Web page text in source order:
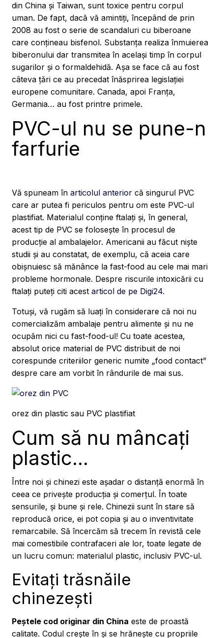
din China și Taiwan, sunt toxice pentru corpul
uman. De fapt, dacă vă amintiți, începând de prin
2008 au fost o serie de scandaluri cu biberoane
care conțineau bisfenol. Substanța realiza înmuierea
biberonului dar transmitea în același timp în corpul
sugarilor și o formaldehidă. Așa se face că au fost
câteva țări ce au precedat înăsprirea legislației
europene comunitare. Canada, apoi Franța,
Germania… au fost printre primele.
PVC-ul nu se pune-n
farfurie
Vă spuneam în articolul anterior că singurul PVC
care ar putea fi periculos pentru om este PVC-ul
plastifiat. Materialul conține ftalați și, în general,
acest tip de PVC se folosește în procesul de
producție al ambalajelor. Americanii au făcut niște
studii și au constatat, de exemplu, că aceia care
obișnuiesc să mănânce la fast-food au cele mai mari
probleme hormonale. Despre riscurile intoxicării cu
ftalați puteți citi acest articol de pe Digi24.
Totuși, vă rugăm să luați în considerare că noi nu
comercializăm ambalaje pentru alimente și nu ne
ocupăm nici cu fast-food-ul! Cu toate acestea,
absolut orice material de PVC distribuit de noi
corespunde criteriilor generic numite „food contact”
despre care am vorbit în rândurile de mai sus.
orez din plastic sau PVC plastifiat
Cum să nu mâncați
plastic...
Între noi și chinezi este așadar o distanță enormă în
ceea ce privește producția și comerțul. În toate
sensurile, și bune și rele. Chinezii sunt în stare să
reproducă orice, ei pot copia și au o inventivitate
remarcabile. Să încercăm să trecem în revistă cele
mai comestibile contrafaceri ale lor, toate legate de
un lucru comun: materialul plastic, inclusiv PVC-ul.
Evitați trăsnăile
chinezești
Peștele cod originar din China este de proastă
calitate. Codul crește în și se hrănește cu propriile